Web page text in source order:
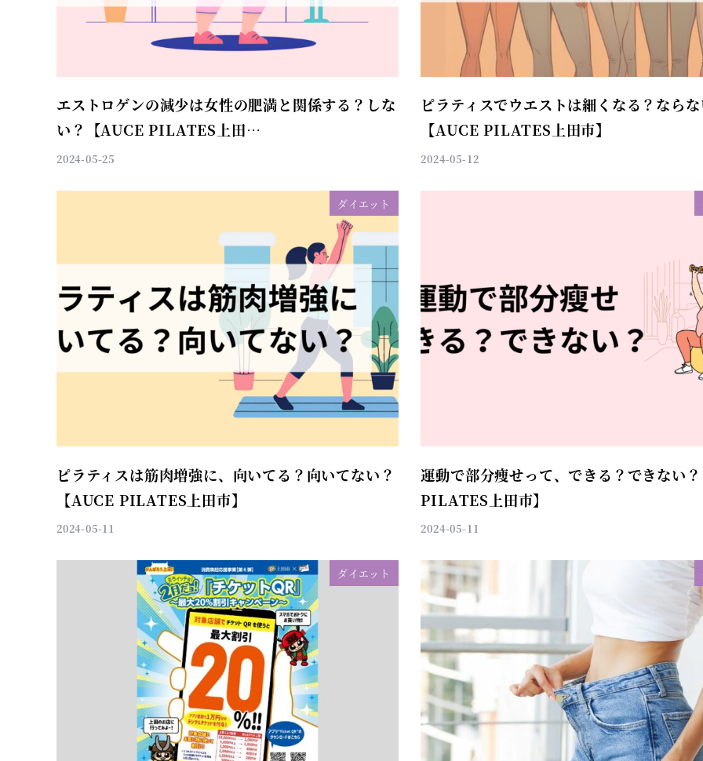
エストロゲンの減少は女性の肥満と関係する？しな
い？【AUCE PILATES上田…
2024-05-25
ピラティスでウエストは細くなる？なら
【AUCE PILATES上田市】
2024-05-12
ダイエット
ピラティスは筋肉増強に、向いてる？向いてない？
【AUCE PILATES上田市】
2024-05-11
運動で部分痩せって、できる？できない
PILATES上田市】
2024-05-11
ダイエット